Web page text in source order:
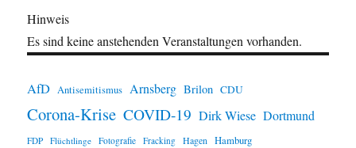
Hinweis
Es sind keine anstehenden Veranstaltungen vorhanden.
AfD Antisemitismus Arnsberg Brilon CDU
Corona-Krise COVID-19 Dirk Wiese Dortmund
FDP Flüchtlinge Fotografie Fracking Hagen Hamburg